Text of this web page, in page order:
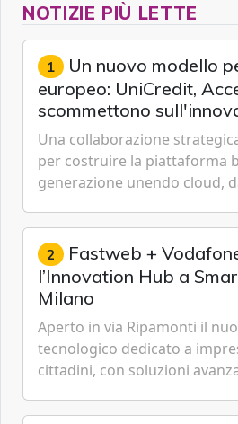
NOTIZIE PIÙ LETTE
1 Un nuovo modello
europeo: UniCredit,
scommettono
tecnologica
Una collaborazione
per costruire la piattaforma
generazione unendo cloud,
2 Fastweb +
l’Innovation Hub a
Milano
Aperto in via Ripamonti il
tecnologico dedicato a
cittadini, con soluzioni
Cybersecurity.